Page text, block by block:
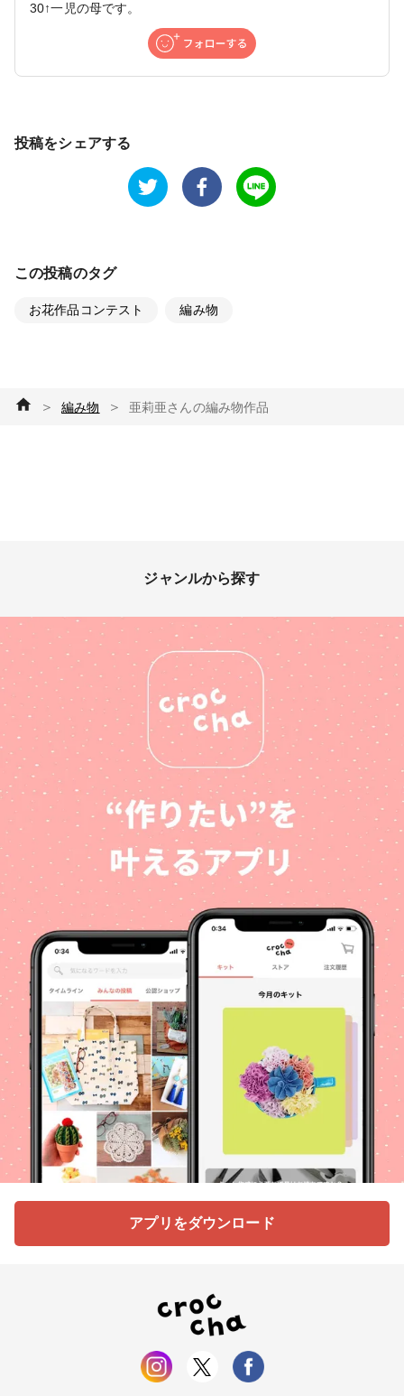
30↑一児の母です。
投稿をシェアする
この投稿のタグ
お花作品コンテスト 編み物
＞ 編み物 ＞ 亜莉亜さんの編み物作品
ジャンルから探す
アプリをダウンロード